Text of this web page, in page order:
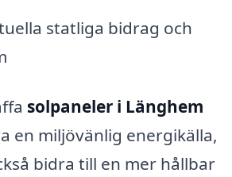
statliga bidrag och
solpaneler i Länghem
en miljövänlig energikälla,
bidra till en mer hållbar